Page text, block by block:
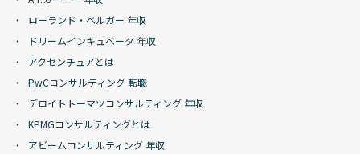
ローランド・ベルガー 年収
ドリームインキュベータ 年収
アクセンチュアとは
PwCコンサルティング 転職
デロイトトーマツコンサルティング 年収
KPMGコンサルティングとは
アビームコンサルティング 年収